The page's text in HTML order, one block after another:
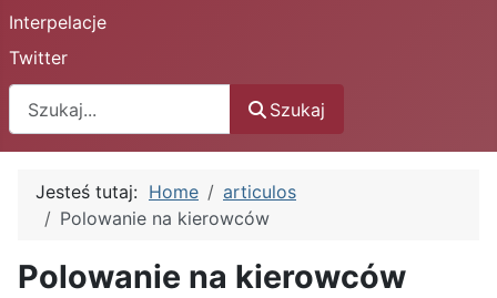
Interpelacje
Twitter
Szukaj
Jesteś tutaj: Home
articulos
Polowanie na kierowców
Polowanie na kierowców